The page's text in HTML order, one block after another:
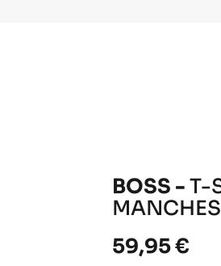
BOSS -T-
59,95 €